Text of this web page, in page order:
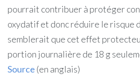
pourrait contribuer à protéger
oxydatif et donc réduire le risque
semblerait que cet effet
portion journalière de 18 g
Source (en anglais)